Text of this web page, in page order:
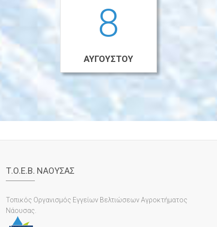
8
ΑΥΓΟΎΣΤΟΥ
Τ.Ο.Ε.Β. ΝΑΟΥΣΑΣ
Τοπικός Οργανισμός Εγγείων Βελτιώσεων Αγροκτήματος
Νάουσας.